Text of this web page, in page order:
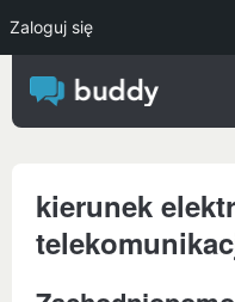
kierunek
Zaloguj się